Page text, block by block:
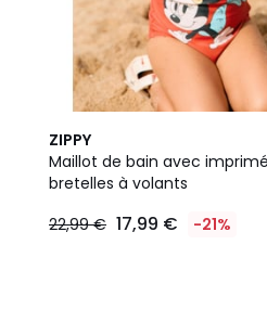
ZIPPY
Maillot de bain avec
bretelles à volants
22,99 € 17,99 € -21%